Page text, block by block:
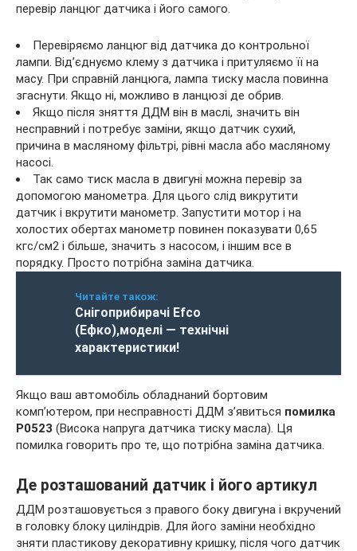
перевір ланцюг датчика і його самого.
Перевіряємо ланцюг від датчика до контрольної
лампи. Від’єднуємо клему з датчика і притуляємо її на
масу. При справній ланцюга, лампа тиску масла повинна
згаснути. Якщо ні, можливо в ланцюзі де обрив.
Якщо після зняття ДДМ він в маслі, значить він
несправний і потребує заміни, якщо датчик сухий,
причина в масляному фільтрі, рівні масла або масляному
насосі.
Так само тиск масла в двигуні можна перевір за
допомогою манометра. Для цього слід викрутити
датчик і вкрутити манометр. Запустити мотор і на
холостих обертах манометр повинен показувати 0,65
кгс/см2 і більше, значить з насосом, і іншим все в
порядку. Просто потрібна заміна датчика.
Читайте також:
Снігоприбирачі Efco
(Ефко),моделі — технічні
характеристики!
Якщо ваш автомобіль обладнаний бортовим
комп’ютером, при несправності ДДМ з’явиться помилка
P0523 (Висока напруга датчика тиску масла). Ця
помилка говорить про те, що потрібна заміна датчика.
Де розташований датчик і його артикул
ДДМ розташовується з правого боку двигуна і вкручений
в головку блоку циліндрів. Для його заміни необхідно
зняти пластикову декоративну кришку, після чого датчик